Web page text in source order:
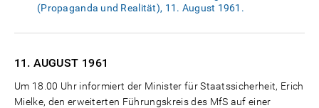
(Propaganda und Realität), 11. August 1961.
11. AUGUST 1961
Um 18.00 Uhr informiert der Minister für Staatssicherheit, Erich
Mielke, den erweiterten Führungskreis des MfS auf einer